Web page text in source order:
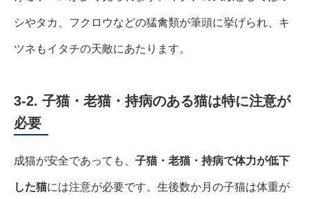
シやタカ、フクロウなどの猛禽類が筆頭に挙げられ、キ
ツネもイタチの天敵にあたります。
3-2. 子猫・老猫・持病のある猫は特に注意が
必要
成猫が安全であっても、 子猫・老猫・持病で体力が低下
した猫には注意が必要です。生後数か月の子猫は体重が